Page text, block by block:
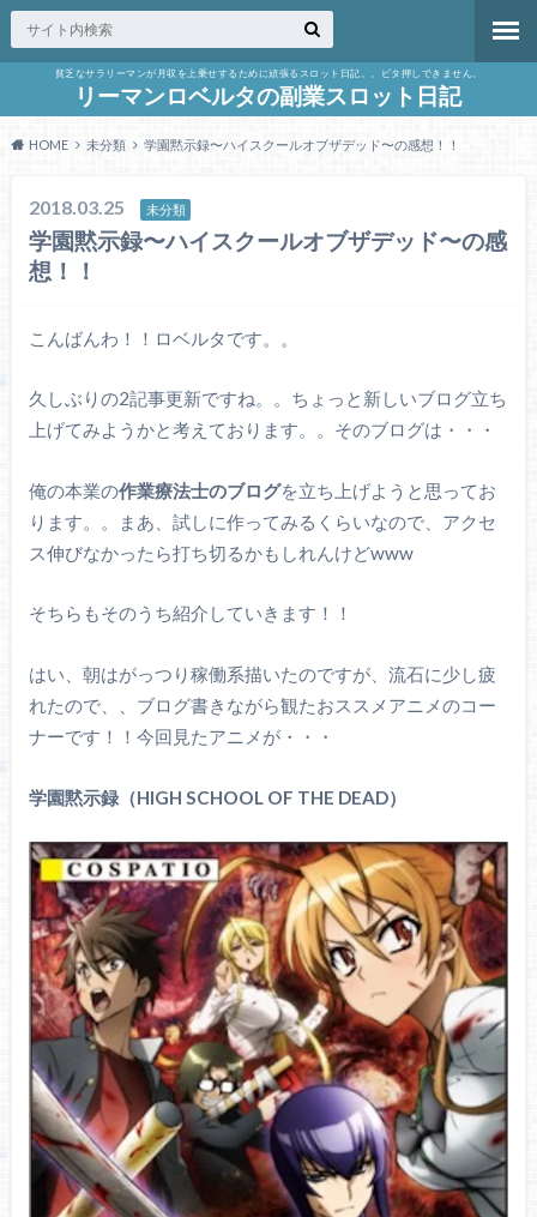
貧乏なサラリーマンが月収を上乗せするために頑張るスロット日記。。ビタ押しできません。
リーマンロベルタの副業スロット日記
HOME 未分類 学園黙示録〜ハイスクールオブザデッド〜の感想！！
2018.03.25 未分類
学園黙示録〜ハイスクールオブザデッド〜の感
想！！
こんばんわ！！ロベルタです。。
久しぶりの2記事更新ですね。。ちょっと新しいブログ立ち
上げてみようかと考えております。。そのブログは・・・
俺の本業の作業療法士のブログを立ち上げようと思ってお
ります。。まあ、試しに作ってみるくらいなので、アクセ
ス伸びなかったら打ち切るかもしれんけどwww
そちらもそのうち紹介していきます！！
はい、朝はがっつり稼働系描いたのですが、流石に少し疲
れたので、、ブログ書きながら観たおススメアニメのコー
ナーです！！今回見たアニメが・・・
学園黙示録（HIGH SCHOOL OF THE DEAD）